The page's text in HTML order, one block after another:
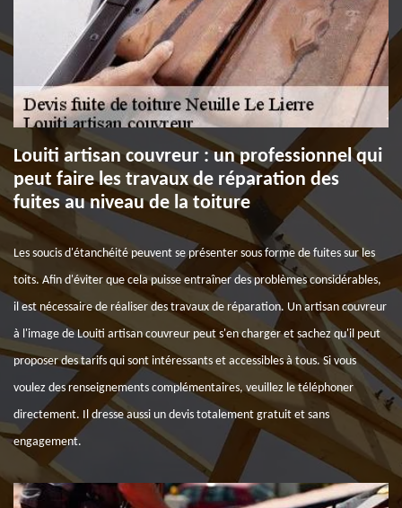
Louiti artisan couvreur : un professionnel qui
peut faire les travaux de réparation des
fuites au niveau de la toiture
Les soucis d'étanchéité peuvent se présenter sous forme de fuites sur les
toits. Afin d'éviter que cela puisse entraîner des problèmes considérables,
il est nécessaire de réaliser des travaux de réparation. Un artisan couvreur
à l'image de Louiti artisan couvreur peut s'en charger et sachez qu'il peut
proposer des tarifs qui sont intéressants et accessibles à tous. Si vous
voulez des renseignements complémentaires, veuillez le téléphoner
directement. Il dresse aussi un devis totalement gratuit et sans
engagement.